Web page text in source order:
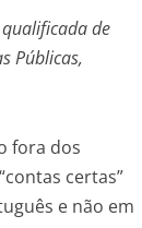
qualificada de
Públicas,
fora dos
certas”
e não em